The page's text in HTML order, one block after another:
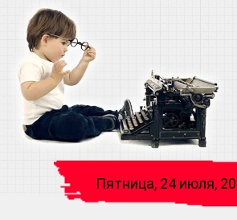
Пятница, 24 июля,